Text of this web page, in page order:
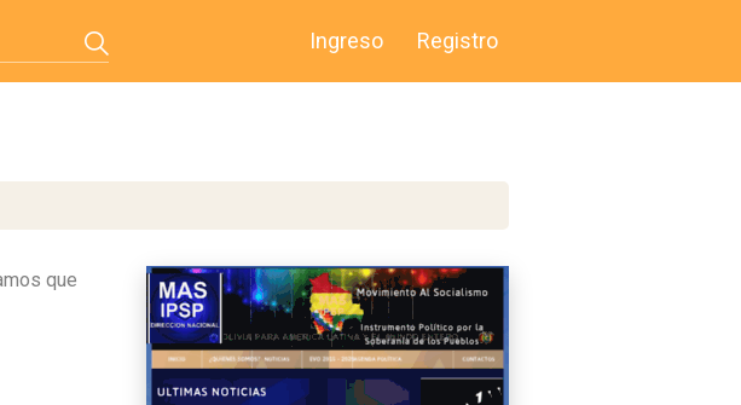
Ingreso Registro
que